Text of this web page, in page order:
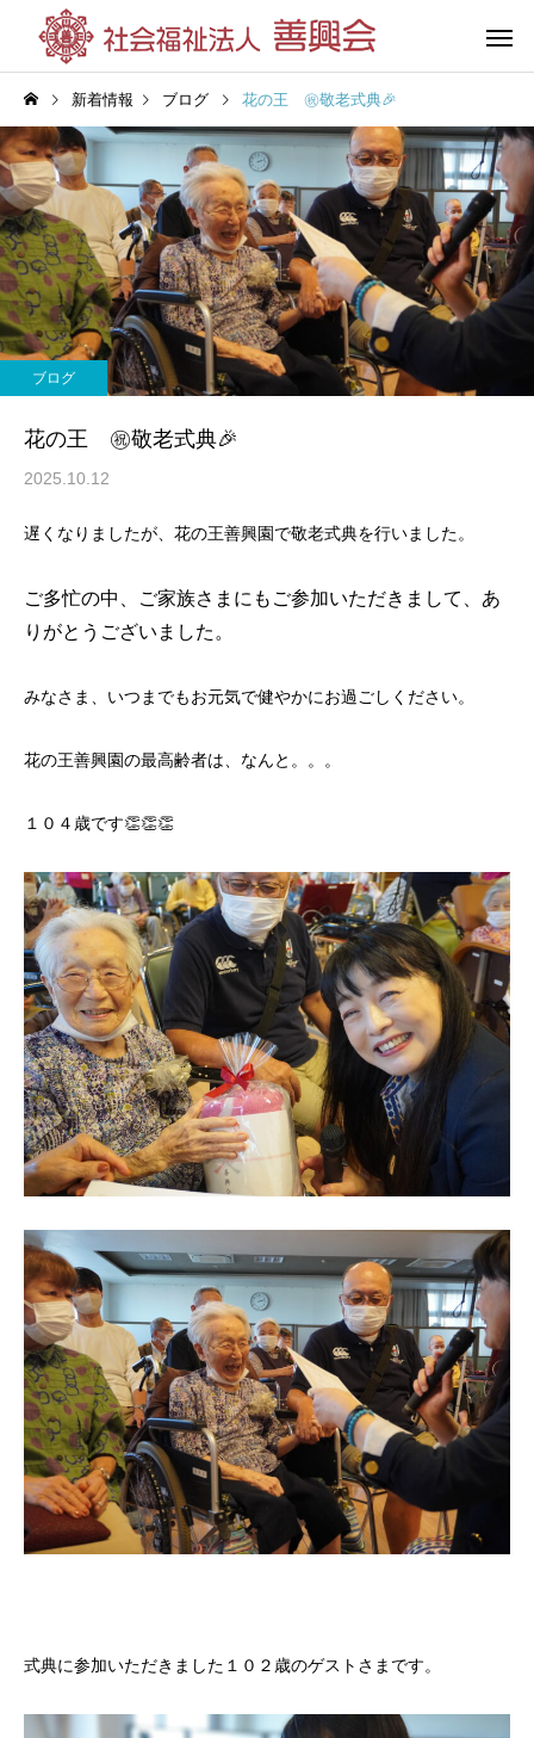
花の王善興園
（特別養護老人ホーム）
第三善興
（特別養護老人
グループホーム
（共同生活援助）
新着情報 ブログ 花の王 ㊗敬老式典🎉
ブログ
花の王 ㊗敬老式典🎉
2025.10.12
遅くなりましたが、花の王善興園で敬老式典を行いました。
ご多忙の中、ご家族さまにもご参加いただきまして、あ
りがとうございました。
みなさま、いつまでもお元気で健やかにお過ごしください。
花の王善興園の最高齢者は、なんと。。。
１０４歳です👏👏👏
式典に参加いただきました１０２歳のゲストさまです。